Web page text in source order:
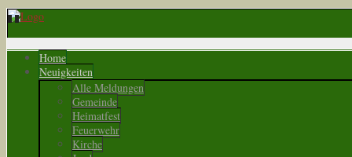
Home
Neuigkeiten
Alle Meldungen
Gemeinde
Heimatfest
Feuerwehr
Kirche